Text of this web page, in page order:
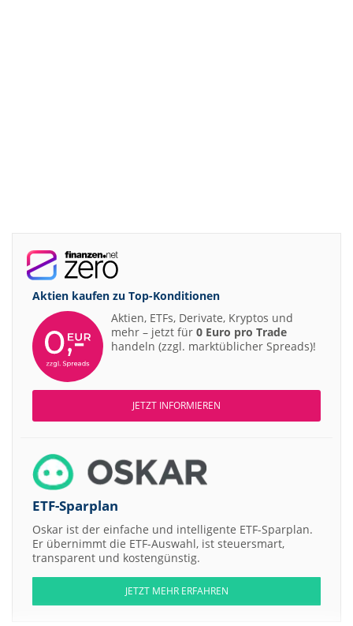
Aktien kaufen zu Top-Konditionen
Aktien, ETFs, Derivate, Kryptos und
mehr – jetzt für 0 Euro pro Trade
handeln (zzgl. marktüblicher Spreads)!
JETZT INFORMIEREN
ETF-Sparplan
Oskar ist der einfache und intelligente ETF-Sparplan.
Er übernimmt die ETF-Auswahl, ist steuersmart,
transparent und kostengünstig.
JETZT MEHR ERFAHREN